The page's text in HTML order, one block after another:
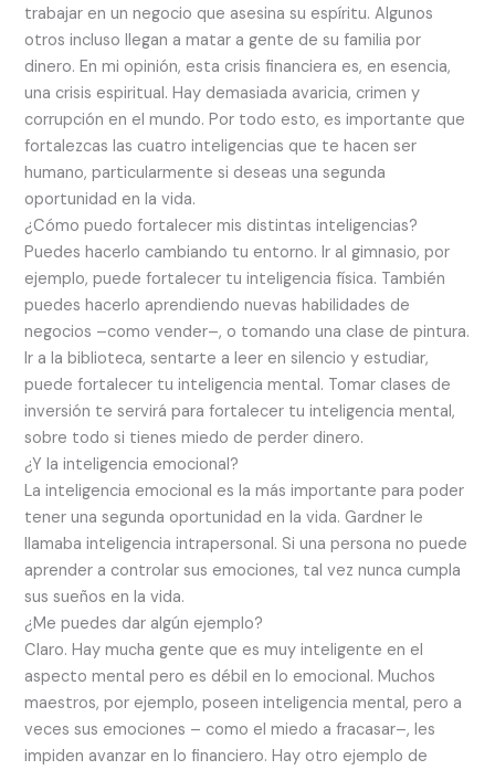
trabajar en un negocio que asesina su espíritu. Algunos
otros incluso llegan a matar a gente de su familia por
dinero. En mi opinión, esta crisis financiera es, en esencia,
una crisis espiritual. Hay demasiada avaricia, crimen y
corrupción en el mundo. Por todo esto, es importante que
fortalezcas las cuatro inteligencias que te hacen ser
humano, particularmente si deseas una segunda
oportunidad en la vida.
¿Cómo puedo fortalecer mis distintas inteligencias?
Puedes hacerlo cambiando tu entorno. Ir al gimnasio, por
ejemplo, puede fortalecer tu inteligencia física. También
puedes hacerlo aprendiendo nuevas habilidades de
negocios –como vender–, o tomando una clase de pintura.
Ir a la biblioteca, sentarte a leer en silencio y estudiar,
puede fortalecer tu inteligencia mental. Tomar clases de
inversión te servirá para fortalecer tu inteligencia mental,
sobre todo si tienes miedo de perder dinero.
¿Y la inteligencia emocional?
La inteligencia emocional es la más importante para poder
tener una segunda oportunidad en la vida. Gardner le
llamaba inteligencia intrapersonal. Si una persona no puede
aprender a controlar sus emociones, tal vez nunca cumpla
sus sueños en la vida.
¿Me puedes dar algún ejemplo?
Claro. Hay mucha gente que es muy inteligente en el
aspecto mental pero es débil en lo emocional. Muchos
maestros, por ejemplo, poseen inteligencia mental, pero a
veces sus emociones – como el miedo a fracasar–, les
impiden avanzar en lo financiero. Hay otro ejemplo de